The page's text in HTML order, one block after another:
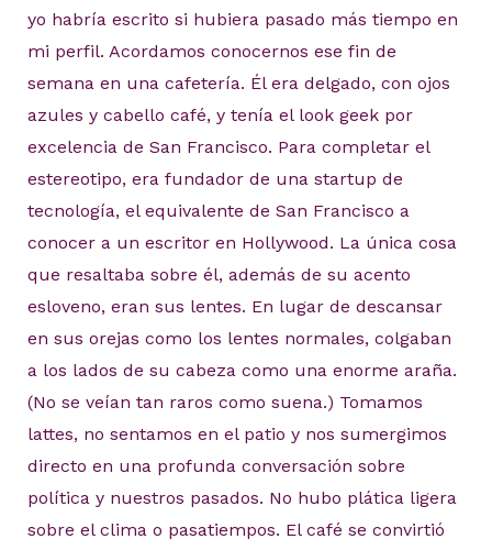
yo habría escrito si hubiera pasado más tiempo en
mi perfil. Acordamos conocernos ese fin de
semana en una cafetería. Él era delgado, con ojos
azules y cabello café, y tenía el look geek por
excelencia de San Francisco. Para completar el
estereotipo, era fundador de una startup de
tecnología, el equivalente de San Francisco a
conocer a un escritor en Hollywood. La única cosa
que resaltaba sobre él, además de su acento
esloveno, eran sus lentes. En lugar de descansar
en sus orejas como los lentes normales, colgaban
a los lados de su cabeza como una enorme araña.
(No se veían tan raros como suena.) Tomamos
lattes, no sentamos en el patio y nos sumergimos
directo en una profunda conversación sobre
política y nuestros pasados. No hubo plática ligera
sobre el clima o pasatiempos. El café se convirtió